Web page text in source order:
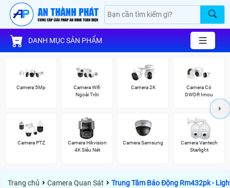
DANH MỤC SẢN PHẨM
Camera 5Mp
Camera Wifi
Ngoài Trời
Camera 2K
Camera Có
DWDR Imou
Camera PTZ
Camera Hikvision
4K Siêu Nét
Camera Samsung
Camera Vantech
Starlight
Trang chủ › Camera Quan Sát › Trung Tâm Báo Động Rm432pk -